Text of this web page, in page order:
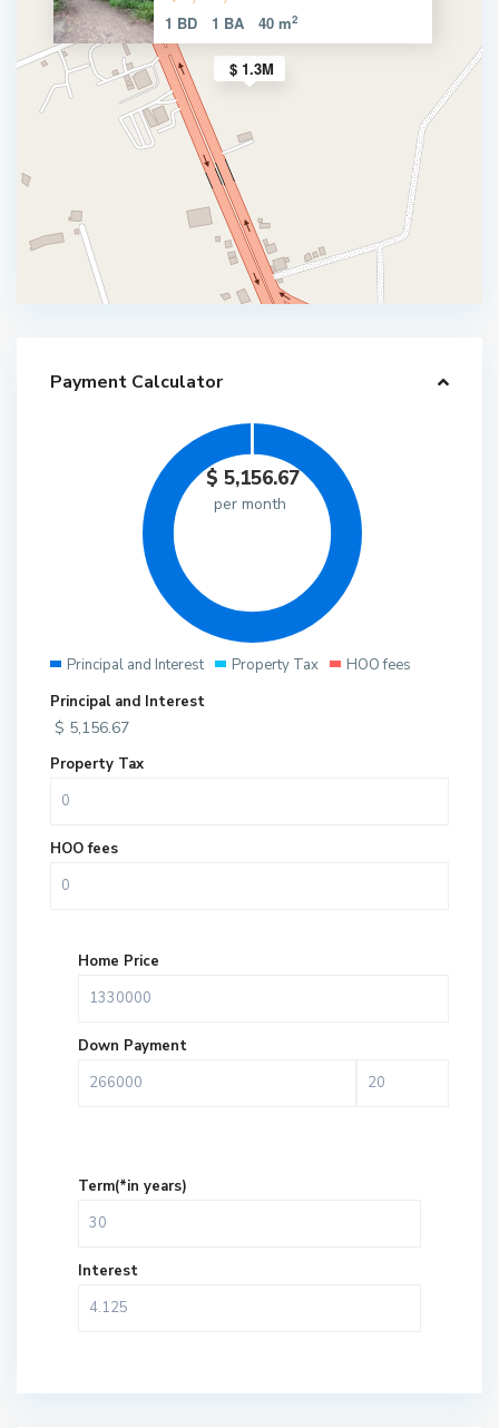
$ 1.3M
1 BD 1 BA 40 m2
Payment Calculator
$ 5,156.67
per month
Principal and Interest Property Tax
HOO fees
Principal and Interest
$ 5,156.67
Property Tax
HOO fees
Home Price
Down Payment
Term(*in years)
Interest